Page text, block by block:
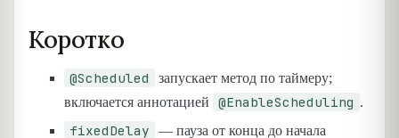
Коротко
@Scheduled
запускает метод по таймеру;
включается аннотацией
@EnableScheduling .
fixedDelay
— пауза от конца до начала